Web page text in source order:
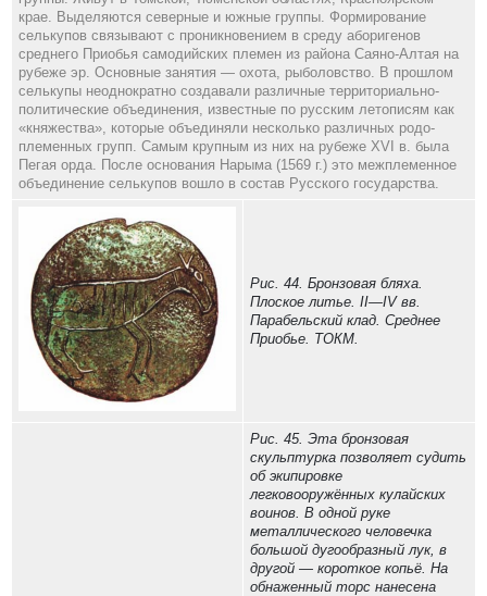
крае. Выделяются северные и южные группы. Формирование
селькупов связывают с проникновением в среду аборигенов
среднего Приобья самодийских племен из района Саяно-Алтая на
рубеже эр. Основные занятия — охота, рыболовство. В прошлом
селькупы неоднократно создавали различные территориально-
политические объединения, известные по русским летописям как
«княжества», которые объединяли несколько различных родо-
племенных групп. Самым крупным из них на рубеже XVI в. была
Пегая орда. После основания Нарыма (1569 г.) это межплеменное
объединение селькупов вошло в состав Русского государства.
Рис. 44. Бронзовая бляха.
Плоское литье. II—IV вв.
Парабельский клад. Среднее
Приобье. ТОКМ.
Рис. 45. Эта бронзовая
скульптурка позволяет судить
об экипировке
легковооружённых кулайских
воинов. В одной руке
металлического человечка
большой дугообразный лук, в
другой — короткое копьё. На
обнаженный торс нанесена